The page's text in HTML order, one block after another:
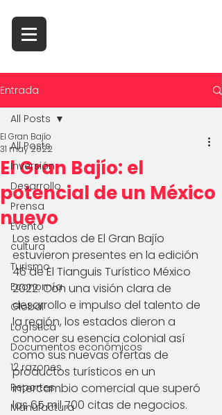
Entrada
All Posts
Inversión
Desarrollo
Prensa
Evento
cultura
Turismo
Economía
Global
Logística
Documentos económicos
12 razones
Reportes
Manufactura
All Posts
El Gran Bajío: el
potencial de un México
nuevo
El Gran Bajío
31 may 2022
Los estados de El Gran Bajío
estuvieron presentes en la edición
46 de El Tianguis Turístico México
2022. Con una visión clara de
desarrollo e impulso del talento de
la región, los estados dieron a
conocer su esencia colonial así
como sus nuevas ofertas de
productos turísticos en un
intercambio comercial que superó
las 65 mil 700 citas de negocios.